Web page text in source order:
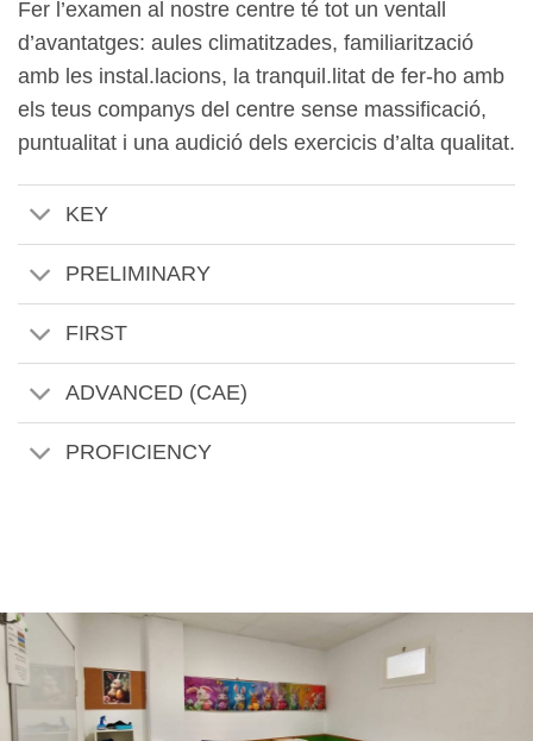
Fer l’examen al nostre centre té tot un ventall
d’avantatges: aules climatitzades, familiarització
amb les instal.lacions, la tranquil.litat de fer-ho amb
els teus companys del centre sense massificació,
puntualitat i una audició dels exercicis d’alta qualitat.
KEY
PRELIMINARY
FIRST
ADVANCED (CAE)
PROFICIENCY